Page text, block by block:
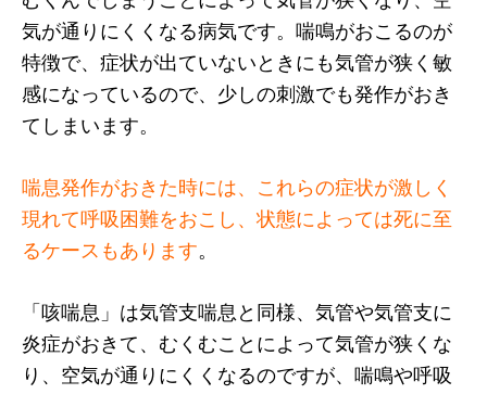
気が通りにくくなる病気です。喘鳴がおこるのが
特徴で、症状が出ていないときにも気管が狭く敏
感になっているので、少しの刺激でも発作がおき
てしまいます。
喘息発作がおきた時には、これらの症状が激しく
現れて呼吸困難をおこし、状態によっては死に至
るケースもあります。
「咳喘息」は気管支喘息と同様、気管や気管支に
炎症がおきて、むくむことによって気管が狭くな
り、空気が通りにくくなるのですが、喘鳴や呼吸